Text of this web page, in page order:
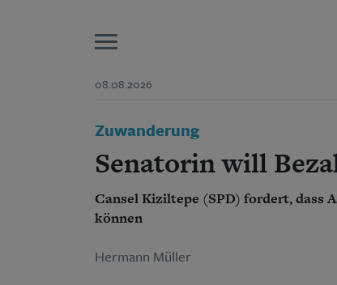
08.08.2026
Start
Wer wir sind
Aktuelle Ausgabe
Abonnent werden
Abo Prämien
Mediadaten
Suchen und finden
Zuwanderung
Senatorin will
Cansel Kiziltepe (SPD) fordert, dass
können
Hermann Müller